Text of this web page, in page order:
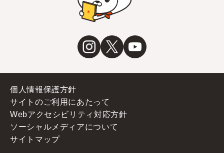
個人情報保護方針
サイトのご利用にあたって
Webアクセシビリティ対応方針
ソーシャルメディアについて
サイトマップ